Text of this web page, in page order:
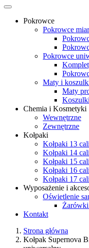
Pokrowce
Pokrowce
Pokrowce
Maty i
Maty
Chemia i Kosmetyki
Wewnętrzne
Zewnętrzne
Kołpaki
Kołpaki 13 cali
Kołpaki 14 cali
Kołpaki 15 cali
Kołpaki 16 cali
Kołpaki 17 cali
Wyposażenie i
Oświetlenie
Kontakt
Strona główna
Kołpak Supernova